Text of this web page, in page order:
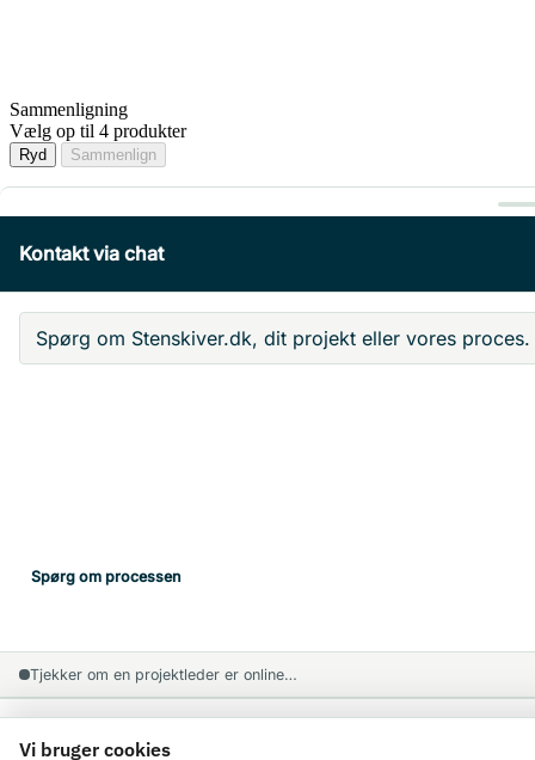
Sammenligning
Vælg op til 4 produkter
Ryd Sammenlign
Sammenlign produkter
Ryd valg Bed om tilbud
Kontakt via chat
Spørg om Stenskiver.dk, dit projekt eller vores proces.
Spørg om processen
Tjekker om en projektleder er online…
Vi bruger cookies